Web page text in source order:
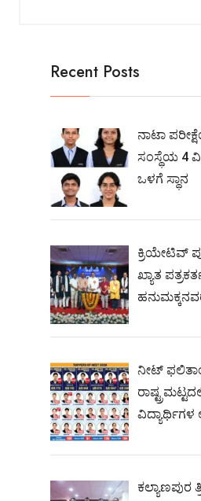
Recent Posts
ನಾಟಾ
ಸಂಸ್ಥೆಯ 4
ಒಳಗೆ ಸ್ಥಾನ
ಕ್ರಿಯೇಟಿವ್
ಖ್ಯಾತ
ನೀಟ್‌
ವಿದ್ಯಾರ್ಥಿಗಳ
ಕಲ್ಯಾಣಪುರ